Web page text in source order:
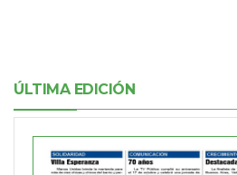
ÚLTIMA EDICIÓN